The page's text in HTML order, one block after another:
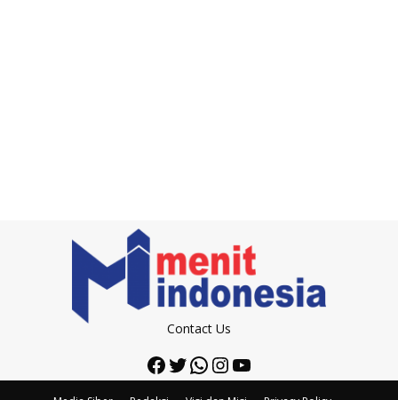
Contact Us
Facebook
Twitter
WhatsApp
Instagram
YouTube